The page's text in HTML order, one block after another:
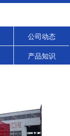
公司动态
产品知识